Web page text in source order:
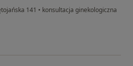
141 • konsultacja ginekologiczna